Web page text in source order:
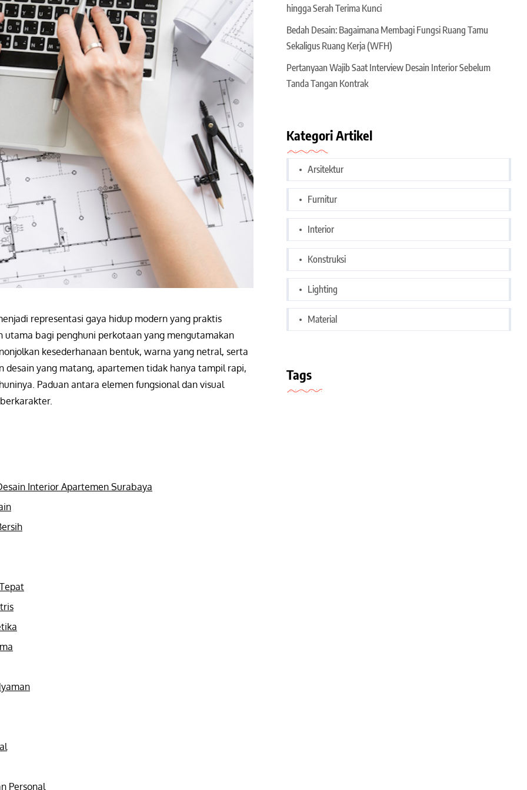
representasi gaya hidup modern yang praktis
utama bagi penghuni perkotaan yang mengutamakan
kesederhanaan bentuk, warna yang netral, serta
yang matang, apartemen tidak hanya tampil rapi,
Paduan antara elemen fungsional dan visual
Interior Apartemen Surabaya
Personal
hingga Serah Terima Kunci
Bedah Desain: Bagaimana Membagi Fungsi Ruang Tamu
Sekaligus Ruang Kerja (WFH)
Pertanyaan Wajib Saat Interview Desain Interior Sebelum
Tanda Tangan Kontrak
Kategori Artikel
Arsitektur
Furnitur
Interior
Konstruksi
Lighting
Material
Tags